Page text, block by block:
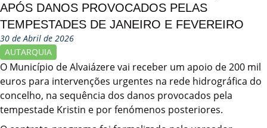
APÓS DANOS PROVOCADOS PELAS
TEMPESTADES DE JANEIRO E FEVEREIRO
30 de Abril de 2026
AUTARQUIA
O Município de Alvaiázere vai receber um apoio de 200 mil
euros para intervenções urgentes na rede hidrográfica do
concelho, na sequência dos danos provocados pela
tempestade Kristin e por fenómenos posteriores.